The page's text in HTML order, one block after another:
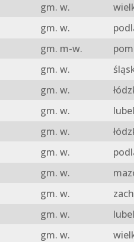
gm. w.
gm. w.
gm. m-w.
gm. w.
gm. w.
gm. w.
gm. w.
gm. w.
gm. w.
gm. w.
gm. w.
gm. w.